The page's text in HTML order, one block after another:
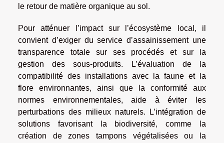
le retour de matière organique au sol.
Pour atténuer l’impact sur l’écosystème local, il
convient d’exiger du service d’assainissement une
transparence totale sur ses procédés et sur la
gestion des sous-produits. L’évaluation de la
compatibilité des installations avec la faune et la
flore environnantes, ainsi que la conformité aux
normes environnementales, aide à éviter les
perturbations des milieux naturels. L’intégration de
solutions favorisant la biodiversité, comme la
création de zones tampons végétalisées ou la